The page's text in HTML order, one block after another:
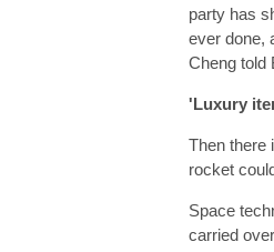
party has
ever done,
Cheng told
'Luxury
Then there
rocket
Space
carried